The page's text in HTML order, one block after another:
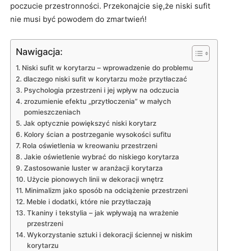
poczucie przestronności. Przekonajcie się,że niski sufit
nie musi być powodem do zmartwień!
Nawigacja:
Niski sufit w korytarzu – wprowadzenie do problemu
dlaczego niski sufit w korytarzu może przytłaczać
Psychologia przestrzeni i jej wpływ na odczucia
zrozumienie efektu „przytłoczenia” w małych
pomieszczeniach
Jak optycznie powiększyć niski korytarz
Kolory ścian a postrzeganie wysokości sufitu
Rola oświetlenia w kreowaniu przestrzeni
Jakie oświetlenie wybrać do niskiego korytarza
Zastosowanie luster w aranżacji korytarza
Użycie pionowych linii w dekoracji wnętrz
Minimalizm jako sposób na odciążenie przestrzeni
Meble i dodatki, które nie przytłaczają
Tkaniny i tekstylia – jak wpływają na wrażenie
przestrzeni
Wykorzystanie sztuki i dekoracji ściennej w niskim
korytarzu